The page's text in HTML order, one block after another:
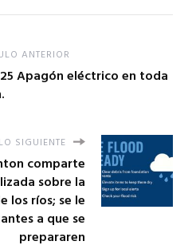
ANTERIOR
Apagón eléctrico en toda
SIGUIENTE
comparte
sobre la
los ríos; se le
a que se
prepararen